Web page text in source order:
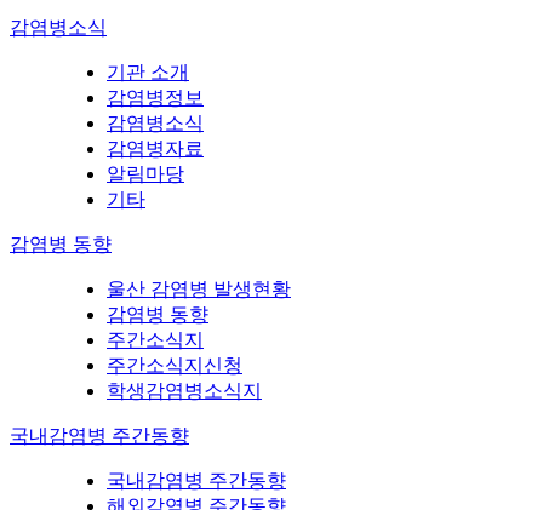
감염병소식
기관 소개
감염병정보
감염병소식
감염병자료
알림마당
기타
감염병 동향
울산 감염병 발생현황
감염병 동향
주간소식지
주간소식지신청
학생감염병소식지
국내감염병 주간동향
국내감염병 주간동향
해외감염병 주간동향